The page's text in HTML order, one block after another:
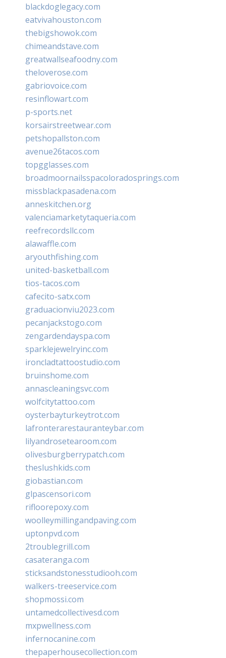
blackdoglegacy.com
eatvivahouston.com
thebigshowok.com
chimeandstave.com
greatwallseafoodny.com
theloverose.com
gabriovoice.com
resinflowart.com
p-sports.net
korsairstreetwear.com
petshopallston.com
avenue26tacos.com
topgglasses.com
broadmoornailsspacoloradosprings.com
missblackpasadena.com
anneskitchen.org
valenciamarketytaqueria.com
reefrecordsllc.com
alawaffle.com
aryouthfishing.com
united-basketball.com
tios-tacos.com
cafecito-satx.com
graduacionviu2023.com
pecanjackstogo.com
zengardendayspa.com
sparklejewelryinc.com
ironcladtattoostudio.com
bruinshome.com
annascleaningsvc.com
wolfcitytattoo.com
oysterbayturkeytrot.com
lafronterarestauranteybar.com
lilyandrosetearoom.com
olivesburgberrypatch.com
theslushkids.com
giobastian.com
glpascensori.com
rifloorepoxy.com
woolleymillingandpaving.com
uptonpvd.com
2troublegrill.com
casateranga.com
sticksandstonesstudiooh.com
walkers-treeservice.com
shopmossi.com
untamedcollectivesd.com
mxpwellness.com
infernocanine.com
thepaperhousecollection.com